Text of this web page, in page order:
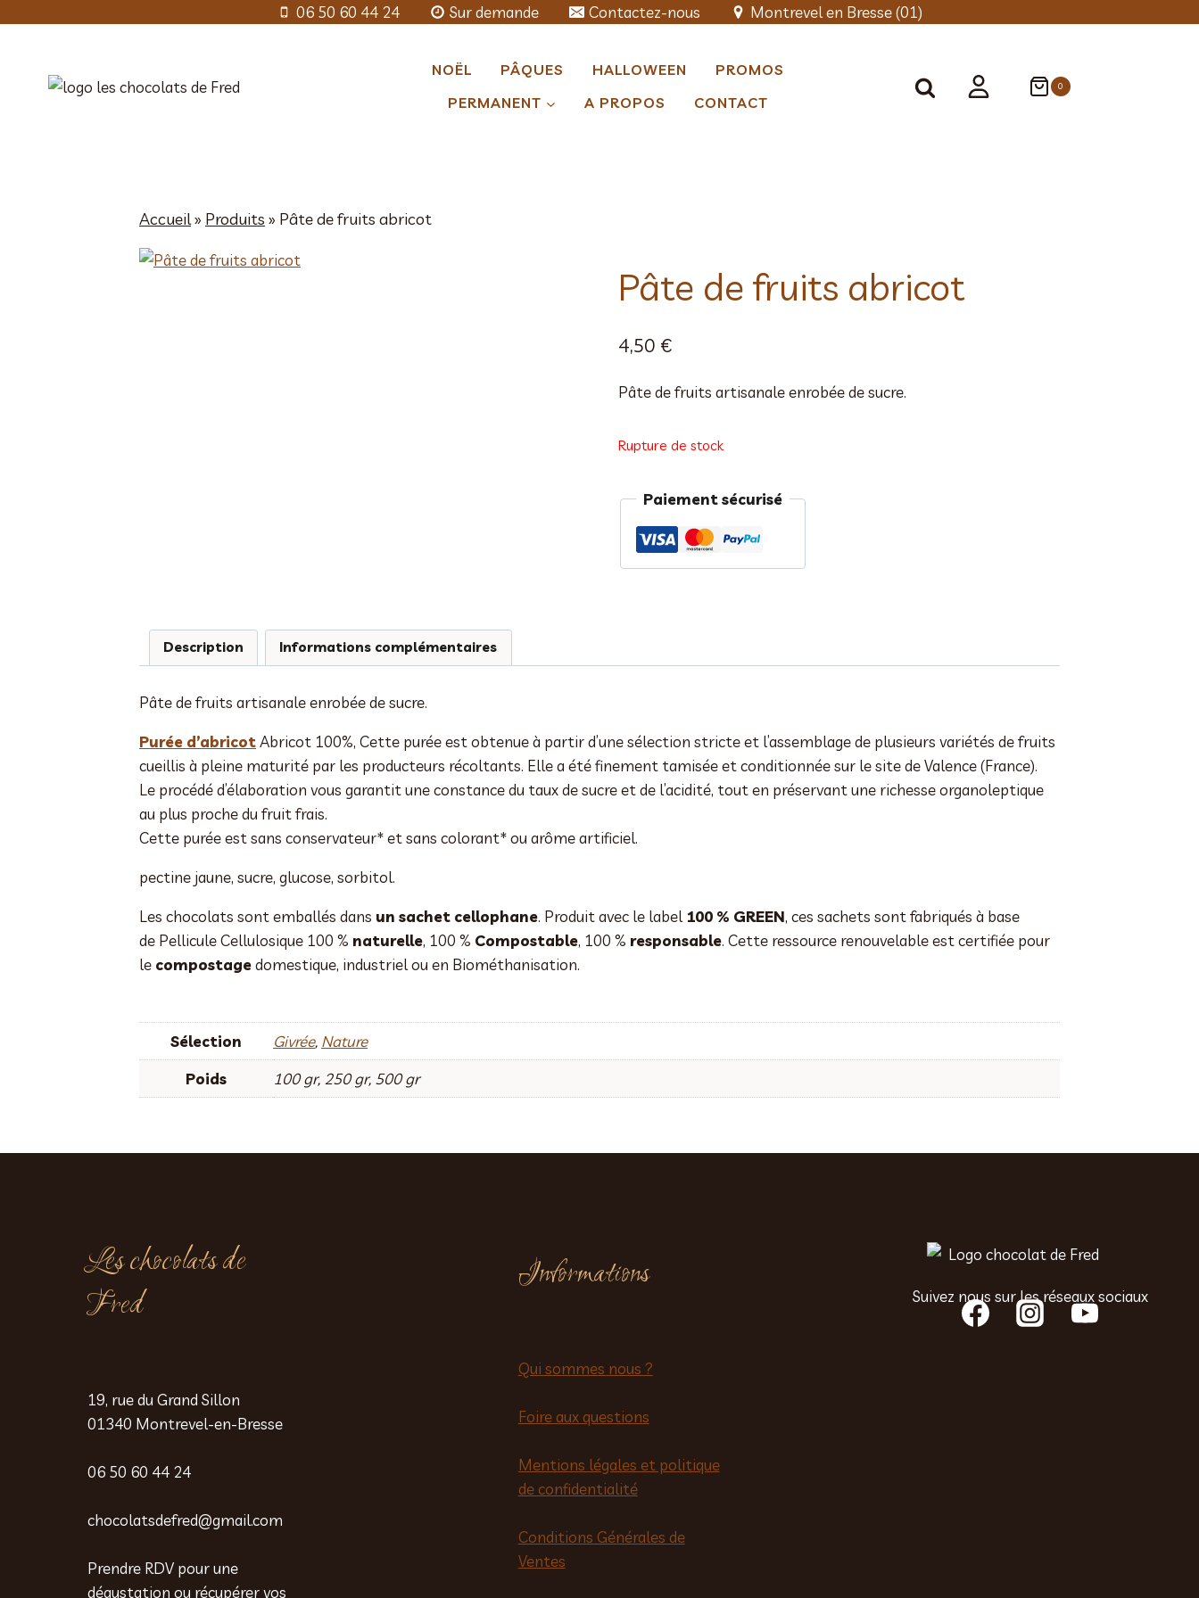
06 50 60 44 24 Sur demande Contactez-nous Montrevel en Bresse (01)
NOËL PÂQUES HALLOWEEN
PROMOS
PERMANENT
A PROPOS CONTACT
0
Accueil» Produits » Pâte de fruits abricot
Pâte de fruits abricot
4,50 €
Pâte de fruits artisanale enrobée de sucre.
Rupture de stock
Paiement sécurisé
Description Informations complémentaires
Pâte de fruits artisanale enrobée de sucre.
Purée d’abricotAbricot 100%, Cette purée est obtenue à partir d’une sélection stricte et l’assemblage de plusieurs variétés de fruits
cueillis à pleine maturité par les producteurs récoltants. Elle a été finement tamisée et conditionnée sur le site de Valence (France).
Le procédé d’élaboration vous garantit une constance du taux de sucre et de l’acidité, tout en préservant une richesse organoleptique
au plus proche du fruit frais.
Cette purée est sans conservateur* et sans colorant* ou arôme artificiel.
pectine jaune, sucre, glucose, sorbitol.
Les chocolats sont emballés dans un sachet cellophane. Produit avec le label 100 % GREEN, ces sachets sont fabriqués à base
de Pellicule Cellulosique 100 % naturelle, 100 % Compostable, 100 % responsable. Cette ressource renouvelable est certifiée pour
le compostagedomestique, industriel ou en Biométhanisation.
Sélection Givrée, Nature
Poids
100 gr, 250 gr, 500 gr
Les chocolats de
Fred
19, rue du Grand Sillon
01340 Montrevel-en-Bresse
06 50 60 44 24
chocolatsdefred@gmail.com
Prendre RDV pour une
dégustation ou récupérer vos
Informations
Qui sommes nous ?
Foire aux questions
Mentions légales et politique
de confidentialité
Conditions Générales de
Ventes
Suivez nous sur les réseaux sociaux